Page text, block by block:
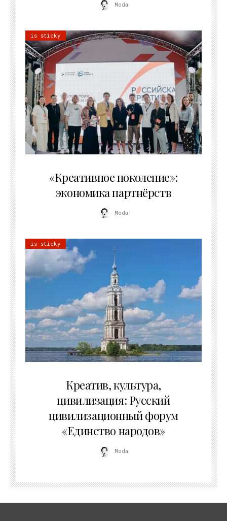
Moda
is sticky
«Креативное поколение»:
экономика партнёрств
Moda
is sticky
Креатив, культура,
цивилизация: Русский
цивилизационный форум
«Единство народов»
Moda